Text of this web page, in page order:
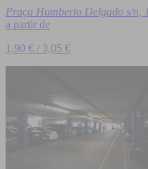
Praça Humberto Delgado s/n,
a partir de
1,90 € / 3,05 €